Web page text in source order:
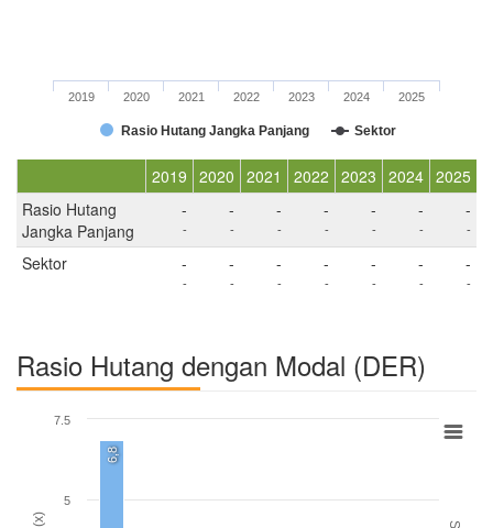
Rasio Hutang Jangka Panjang Sektor
2019 2020 2021 2022 2023 2024 2025
2019 2020 2021 2022 2023 2024 2025
Rasio Hutang
Jangka Panjang
-
-
-
-
-
-
-
-
-
-
-
-
-
-
Sektor -
-
-
-
-
-
-
-
-
-
-
-
-
-
Rasio Hutang dengan Modal (DER)
6,8
5
7.5